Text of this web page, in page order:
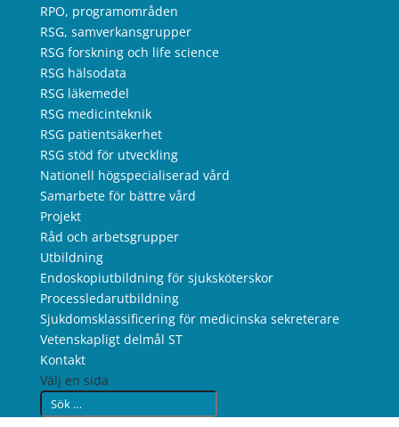
RPO, programområden
RSG, samverkansgrupper
RSG forskning och life science
RSG hälsodata
RSG läkemedel
RSG medicinteknik
RSG patientsäkerhet
RSG stöd för utveckling
Nationell högspecialiserad vård
Samarbete för bättre vård
Projekt
Råd och arbetsgrupper
Utbildning
Endoskopiutbildning för sjuksköterskor
Processledarutbildning
Sjukdomsklassificering för medicinska sekreterare
Vetenskapligt delmål ST
Kontakt
Välj en sida